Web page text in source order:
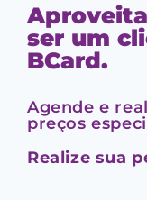
ser um
BCard.
Agende e
preços
Realize sua